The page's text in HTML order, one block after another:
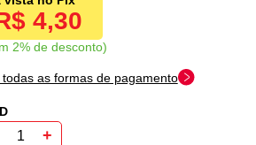
4,30
2% de desconto
todas as formas de pagamento
+